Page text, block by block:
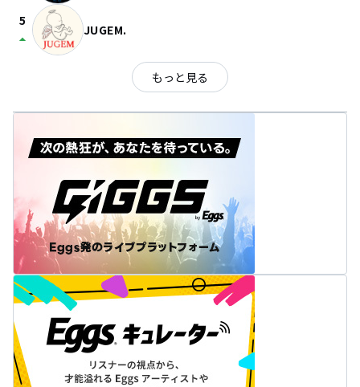
5
arrow_drop_up JUGEM.
もっと見る